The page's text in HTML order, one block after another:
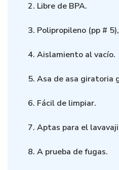
2. Libre de BPA.
3. Polipropileno (pp #
4. Aislamiento al vacío.
5. Asa de asa giratoria
6. Fácil de limpiar.
7. Aptas para el
8. A prueba de fugas.